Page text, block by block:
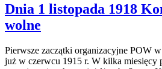
Dnia 1 listopada 1918
wolne
Pierwsze zaczątki organizacyjne POW
już w czerwcu 1915 r. W kilka miesięcy